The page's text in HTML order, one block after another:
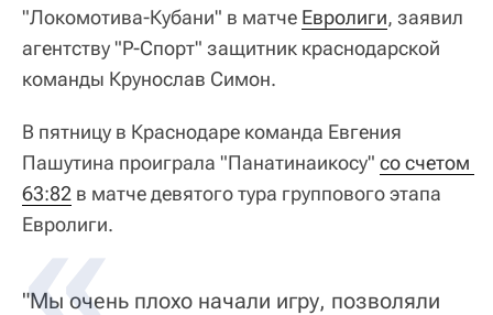
"Локомотива-Кубани" в матче Евролиги, заявил
агентству "Р-Спорт" защитник краснодарской
команды Крунослав Симон.
В пятницу в Краснодаре команда Евгения
Пашутина проиграла "Панатинаикосу" со счетом
63:82 в матче девятого тура группового этапа
Евролиги.
"Мы очень плохо начали игру, позволяли